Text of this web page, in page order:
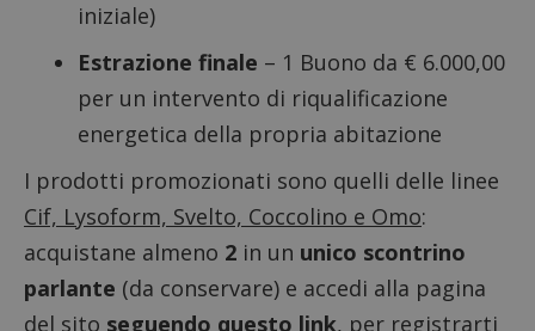
iniziale)
Estrazione finale – 1 Buono da € 6.000,00
per un intervento di riqualificazione
energetica della propria abitazione
I prodotti promozionati sono quelli delle linee
Cif, Lysoform, Svelto, Coccolino e Omo:
acquistane almeno 2 in un unico scontrino
parlante (da conservare) e accedi alla pagina
del sito seguendo questo link, per registrarti